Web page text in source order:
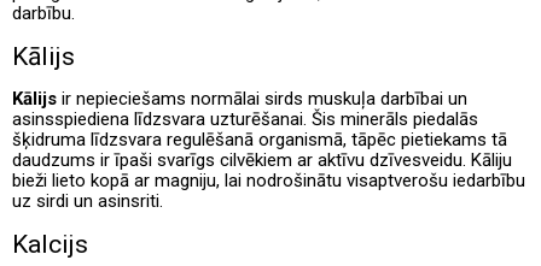
darbību.
Kālijs
Kālijs ir nepieciešams normālai sirds muskuļa darbībai un
asinsspiediena līdzsvara uzturēšanai. Šis minerāls piedalās
šķidruma līdzsvara regulēšanā organismā, tāpēc pietiekams tā
daudzums ir īpaši svarīgs cilvēkiem ar aktīvu dzīvesveidu. Kāliju
bieži lieto kopā ar magniju, lai nodrošinātu visaptverošu iedarbību
uz sirdi un asinsriti.
Kalcijs